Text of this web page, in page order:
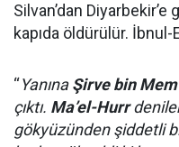
Silvan’dan
kapıda öldürülür. İbnul-
“YanınaŞirve bin Mem
çıktı. Ma’el-Hurr
gökyüzünden şiddetli